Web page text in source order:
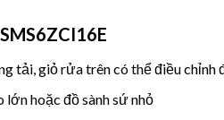
giỏ rửa trên có thể điều chỉnh
hoặc đồ sành sứ nhỏ